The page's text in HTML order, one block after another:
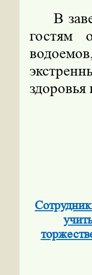
В
гостям